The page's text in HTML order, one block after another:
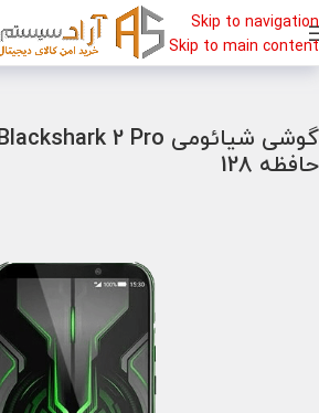
Skip to navigation
Skip to main content
خانه/گوشی/ گوشی گیمینگ
حافظه 128